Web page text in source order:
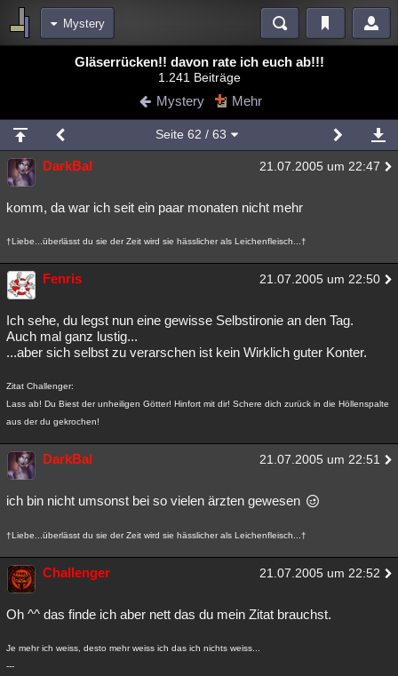
Mystery
Blogs Videos
Chat Wiki Neuigkeiten
meine Rubriken
Menschen Mystery Kriminalfälle
Spiritualität Verschwörungen Technologie Ufologie
Natur Umfragen Unterhaltung
weitere Rubriken
Philosophie
Astronomie Helpdesk Gruppen Gaming Filme
Übersichten
Besucht Teilgenommen
Lesenswert
Gläserrücken!! davon rate ich euch ab!!!
1.241 Beiträge
Mystery Mehr
Seite 62 / 63
DarkBal 21.07.2005 um 22:47
komm, da war ich seit ein paar monaten nicht mehr
†Liebe...überlässt du sie der Zeit wird sie hässlicher als Leichenfleisch...†
Fenris 21.07.2005 um 22:50
Ich sehe, du legst nun eine gewisse Selbstironie an den Tag.
Auch mal ganz lustig...
...aber sich selbst zu verarschen ist kein Wirklich guter Konter.
Zitat Challenger:
Lass ab! Du Biest der unheiligen Götter! Hinfort mit dir! Schere dich zurück in die Höllenspalte
aus der du gekrochen!
DarkBal 21.07.2005 um 22:51
ich bin nicht umsonst bei so vielen ärzten gewesen
†Liebe...überlässt du sie der Zeit wird sie hässlicher als Leichenfleisch...†
Challenger 21.07.2005 um 22:52
Oh ^^ das finde ich aber nett das du mein Zitat brauchst.
Je mehr ich weiss, desto mehr weiss ich das ich nichts weiss...
---